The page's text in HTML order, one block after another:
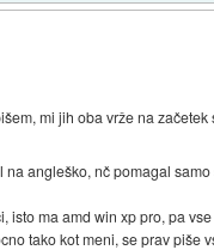
mi jih oba vrže na začetek
angleško, nč pomagal
isto ma amd win xp pro, pa
tako kot meni, se prav